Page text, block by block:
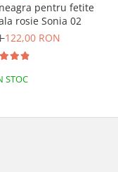
pentru fetite
rosie Sonia 02
122,00 RON
STOC